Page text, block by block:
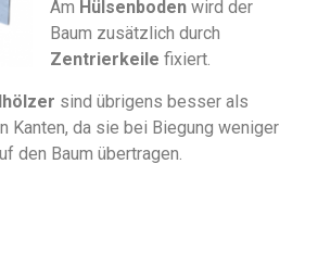
Am Hülsenboden wird der
Baum zusätzlich durch
Zentrierkeile fixiert.
sind übrigens besser als
Kanten, da sie bei Biegung weniger
den Baum übertragen.